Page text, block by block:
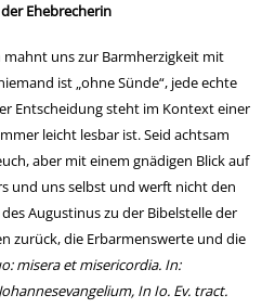
Ehebrecherin
mahnt uns zur Barmherzigkeit mit
ist „ohne Sünde“, jede echte
Entscheidung steht im Kontext einer
leicht lesbar ist. Seid achtsam
aber mit einem gnädigen Blick auf
und uns selbst und werft nicht den
Augustinus zu der Bibelstelle der
zurück, die Erbarmenswerte und die
misera et misericordia. In:
In Io. Ev. tract.